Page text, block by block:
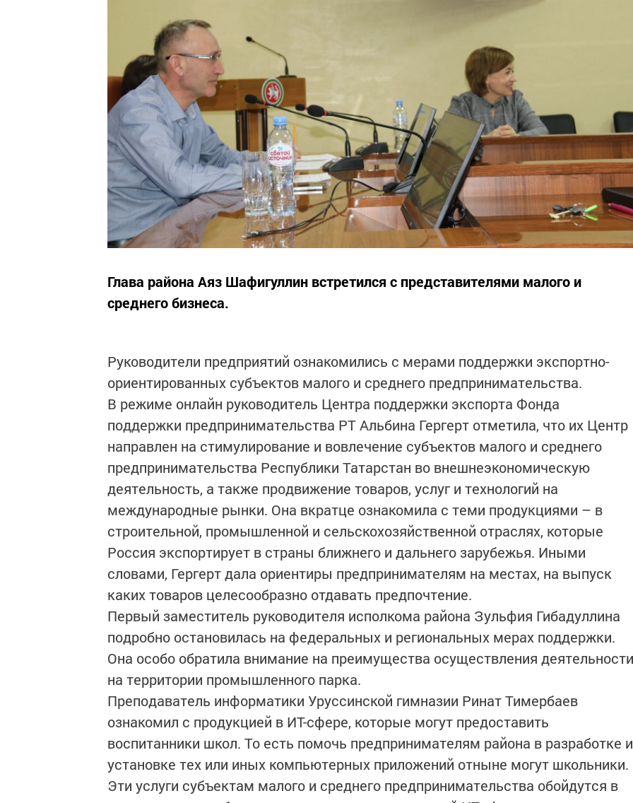
Глава района Аяз Шафигуллин встретился с представителями малого и
среднего бизнеса.
Руководители предприятий ознакомились с мерами поддержки экспортно-
ориентированных субъектов малого и среднего предпринимательства.
В режиме онлайн руководитель Центра поддержки экспорта Фонда
поддержки предпринимательства РТ Альбина Гергерт отметила, что их Центр
направлен на стимулирование и вовлечение субъектов малого и среднего
предпринимательства Республики Татарстан во внешнеэкономическую
деятельность, а также продвижение товаров, услуг и технологий на
международные рынки. Она вкратце ознакомила с теми продукциями – в
строительной, промышленной и сельскохозяйственной отраслях, которые
Россия экспортирует в страны ближнего и дальнего зарубежья. Иными
словами, Гергерт дала ориентиры предпринимателям на местах, на выпуск
каких товаров целесообразно отдавать предпочтение.
Первый заместитель руководителя исполкома района Зульфия Гибадуллина
подробно остановилась на федеральных и региональных мерах поддержки.
Она особо обратила внимание на преимущества осуществления деятельности
на территории промышленного парка.
Преподаватель информатики Уруссинской гимназии Ринат Тимербаев
ознакомил с продукцией в ИТ-сфере, которые могут предоставить
воспитанники школ. То есть помочь предпринимателям района в разработке и
установке тех или иных компьютерных приложений отныне могут школьники.
Эти услуги субъектам малого и среднего предпринимательства обойдутся в